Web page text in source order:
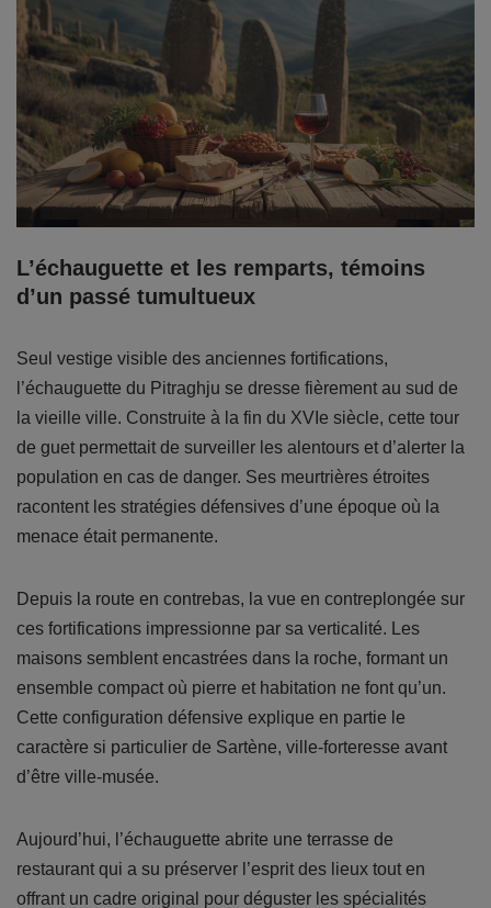
L’échauguette et les remparts, témoins
d’un passé tumultueux
Seul vestige visible des anciennes fortifications,
l’échauguette du Pitraghju se dresse fièrement au sud de
la vieille ville. Construite à la fin du XVIe siècle, cette tour
de guet permettait de surveiller les alentours et d’alerter la
population en cas de danger. Ses meurtrières étroites
racontent les stratégies défensives d’une époque où la
menace était permanente.
Depuis la route en contrebas, la vue en contreplongée sur
ces fortifications impressionne par sa verticalité. Les
maisons semblent encastrées dans la roche, formant un
ensemble compact où pierre et habitation ne font qu’un.
Cette configuration défensive explique en partie le
caractère si particulier de Sartène, ville-forteresse avant
d’être ville-musée.
Aujourd’hui, l’échauguette abrite une terrasse de
restaurant qui a su préserver l’esprit des lieux tout en
offrant un cadre original pour déguster les spécialités